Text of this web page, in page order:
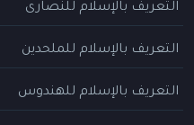
التعريف بالإسلام للنصارى
التعريف بالإسلام للملحدين
التعريف بالإسلام للهندوس